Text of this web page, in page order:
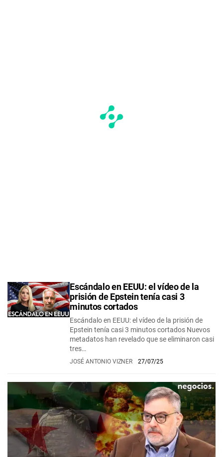
Escándalo en EEUU: el vídeo de la
prisión de Epstein tenía casi 3
minutos cortados
Escándalo en EEUU: el vídeo de la prisión de
Epstein tenía casi 3 minutos cortados Nuevos
metadatos han revelado que se eliminaron casi
tres…
JOSÉ ANTONIO VIZNER 27/07/25